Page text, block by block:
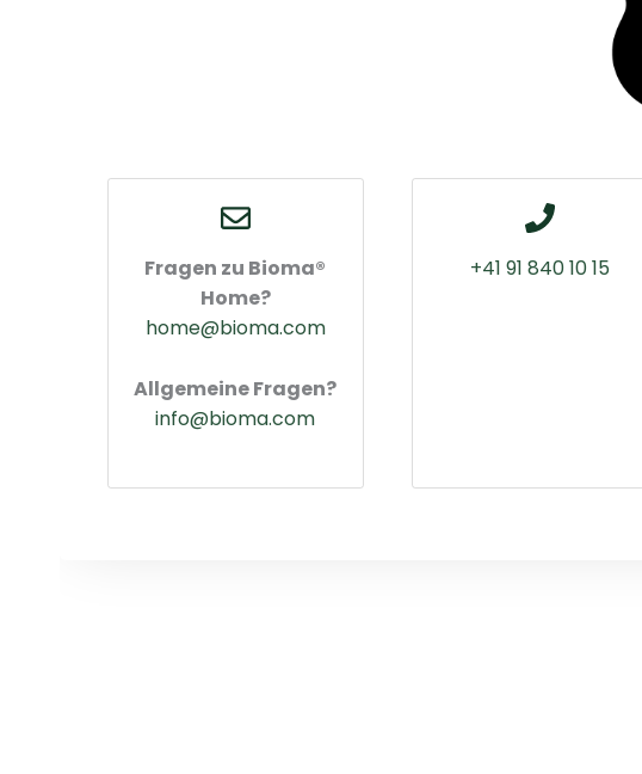
Fragen zu Bioma®
Home?
home@bioma.com
Allgemeine Fragen?
info@bioma.com
+41 91 840 10 15